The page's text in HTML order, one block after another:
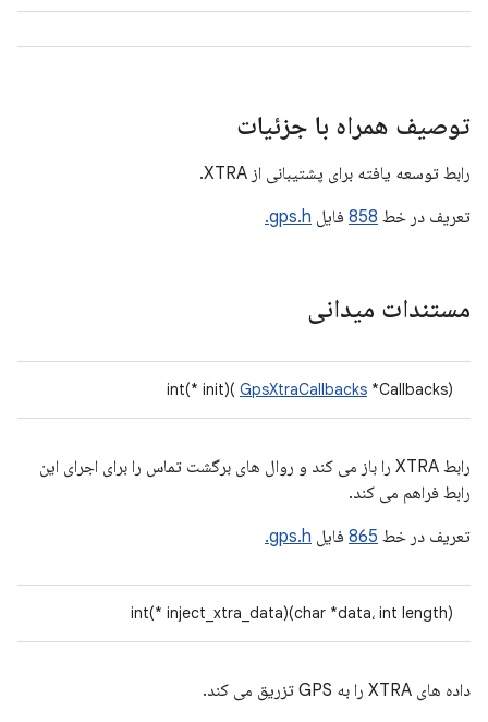
توصیف همراه با جزئیات
رابط توسعه یافته برای پشتیبانی از XTRA.
تعریف در خط 858 فایل gps.h.
مستندات میدانی
int(* init)( GpsXtraCallbacks *Callbacks)
رابط XTRA را باز می کند و روال های برگشت تماس را برای اجرای این
رابط فراهم می کند.
تعریف در خط 865 فایل gps.h.
int(* inject_xtra_data)(char *data، int length)
داده های XTRA را به GPS تزریق می کند.